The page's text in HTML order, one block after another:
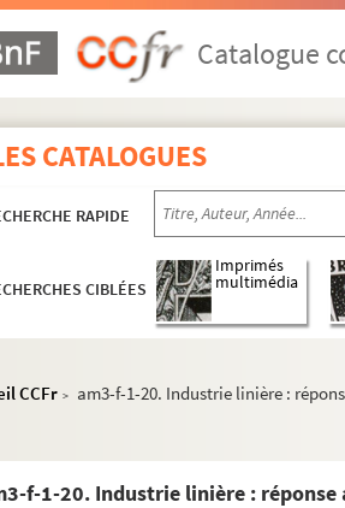
Catalogue
CATALOGUES
RAPIDE
CIBLÉES
Imprimés
multimédia
CCFr > am3-f-1-20. Industrie linière :
f-1-20. Industrie linière :